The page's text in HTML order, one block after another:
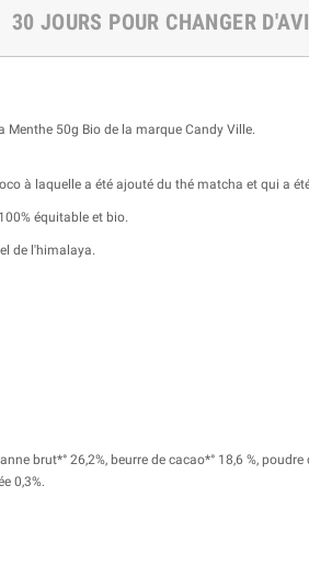
30 JOURS POUR CHANGER
Menthe 50g Bio de la marque Candy Ville.
à laquelle a été ajouté du thé matcha et qui a
équitable et bio.
de l'himalaya.
brut*° 26,2%, beurre de cacao*° 18,6 %,
0,3%.